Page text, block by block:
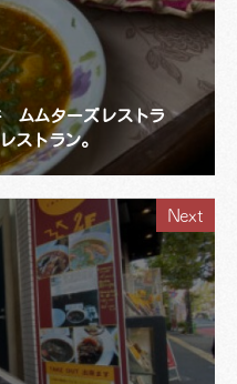
ムムターズレストラ
ストラン。
Next